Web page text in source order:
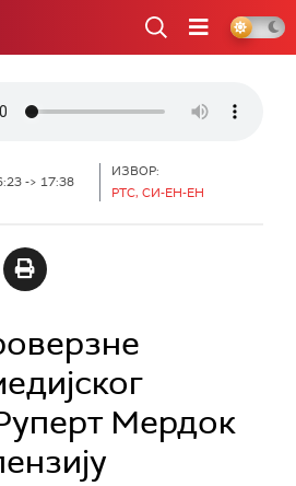
-> 17:38
ИЗВОР:
РТС, СИ-ЕН-ЕН
Мердок